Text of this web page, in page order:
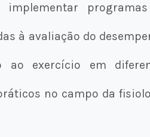
implementar
à avaliação do
ao exercício em
no campo da